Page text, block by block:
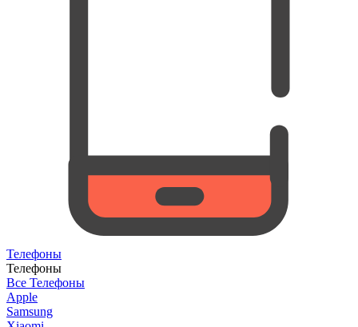
Телефоны
Телефоны
Все Телефоны
Apple
Samsung